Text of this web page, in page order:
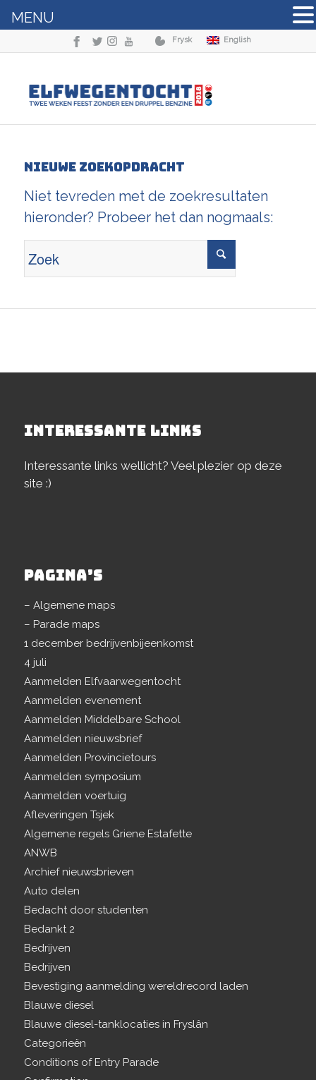
Frysk English
Nieuwe zoekopdracht
Niet tevreden met de zoekresultaten
hieronder? Probeer het dan nogmaals:
INTERESSANTE LINKS
Interessante links wellicht? Veel plezier op deze
site :)
PAGINA’S
– Algemene maps
– Parade maps
1 december bedrijvenbijeenkomst
4 juli
Aanmelden Elfvaarwegentocht
Aanmelden evenement
Aanmelden Middelbare School
Aanmelden nieuwsbrief
Aanmelden Provincietours
Aanmelden symposium
Aanmelden voertuig
Afleveringen Tsjek
Algemene regels Griene Estafette
ANWB
Archief nieuwsbrieven
Auto delen
Bedacht door studenten
Bedankt 2
Bedrijven
Bedrijven
Bevestiging aanmelding wereldrecord laden
Blauwe diesel
Blauwe diesel-tanklocaties in Fryslân
Categorieën
Conditions of Entry Parade
MENU